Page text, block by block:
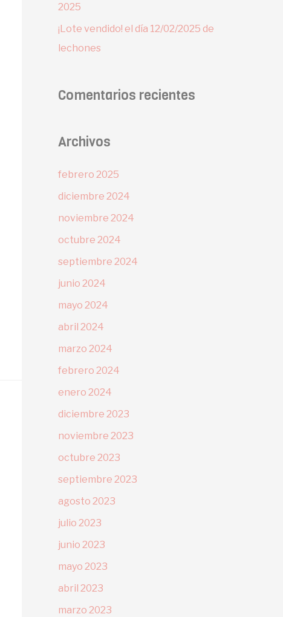
2025
¡Lote vendido! el día 12/02/2025 de
lechones
Comentarios recientes
Archivos
febrero 2025
diciembre 2024
noviembre 2024
octubre 2024
septiembre 2024
junio 2024
mayo 2024
abril 2024
marzo 2024
febrero 2024
enero 2024
diciembre 2023
noviembre 2023
octubre 2023
septiembre 2023
agosto 2023
julio 2023
junio 2023
mayo 2023
abril 2023
marzo 2023